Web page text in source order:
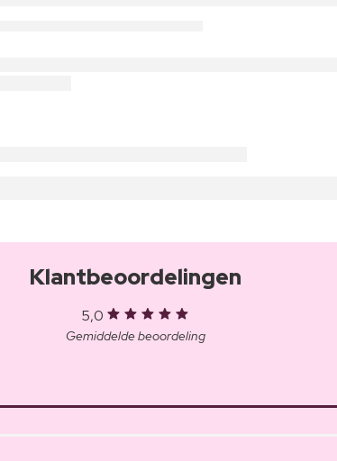
Klantbeoordelingen
5,0
Gemiddelde beoordeling